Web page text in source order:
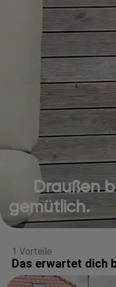
Draußen
gemütlich.
1 Vorteile
Das erwartet dich